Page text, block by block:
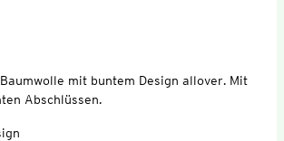
mit buntem Design allover. Mit
Abschlüssen.